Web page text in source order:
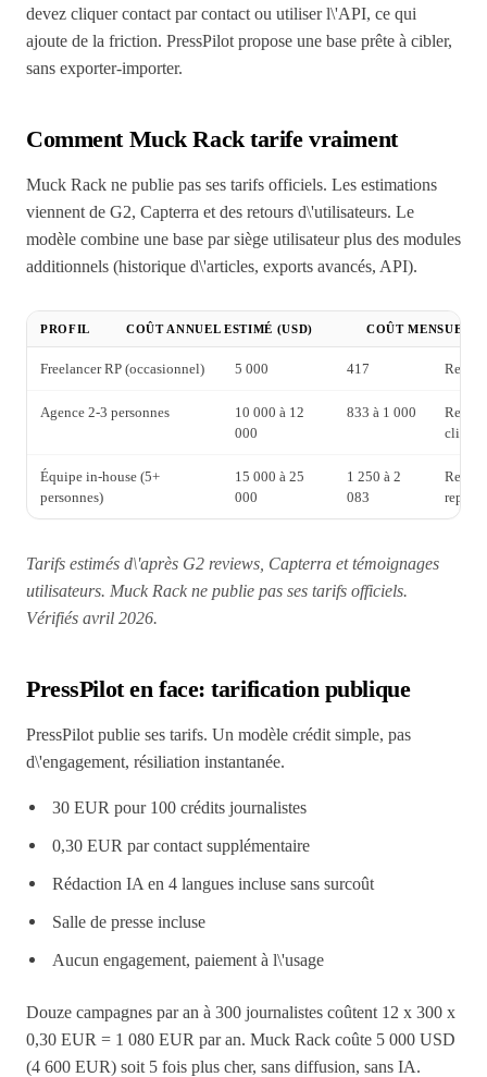
devez cliquer contact par contact ou utiliser l\'API, ce qui
ajoute de la friction. PressPilot propose une base prête à cibler,
sans exporter-importer.
Comment Muck Rack tarife vraiment
Muck Rack ne publie pas ses tarifs officiels. Les estimations
viennent de G2, Capterra et des retours d\'utilisateurs. Le
modèle combine une base par siège utilisateur plus des modules
additionnels (historique d\'articles, exports avancés, API).
PROFIL COÛT ANNUEL ESTIMÉ (USD) COÛT MENSUEL
Freelancer RP (occasionnel) 5 000 417
Agence 2-3 personnes
10 000 à 12
000
833 à 1 000
clients
Équipe in-house (5+
personnes)
15 000 à 25
000
1 250 à 2
083
Tarifs estimés d\'après G2 reviews, Capterra et témoignages
utilisateurs. Muck Rack ne publie pas ses tarifs officiels.
Vérifiés avril 2026.
PressPilot en face: tarification publique
PressPilot publie ses tarifs. Un modèle crédit simple, pas
d\'engagement, résiliation instantanée.
30 EUR pour 100 crédits journalistes
0,30 EUR par contact supplémentaire
Rédaction IA en 4 langues incluse sans surcoût
Salle de presse incluse
Aucun engagement, paiement à l\'usage
Douze campagnes par an à 300 journalistes coûtent 12 x 300 x
0,30 EUR = 1 080 EUR par an. Muck Rack coûte 5 000 USD
(4 600 EUR) soit 5 fois plus cher, sans diffusion, sans IA.